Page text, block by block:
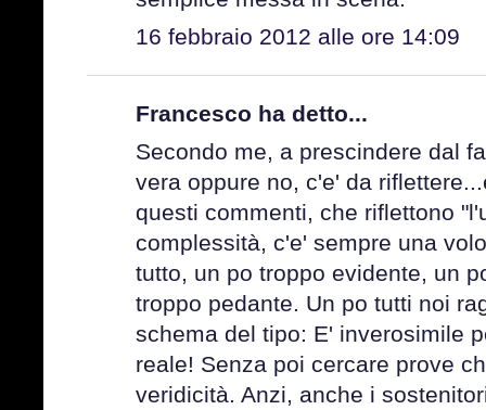
16 febbraio 2012 alle ore 14:09
Francesco ha detto...
Secondo me, a prescindere dal
vera oppure no, c'e' da
questi commenti, che riflettono
complessità, c'e' sempre una
tutto, un po troppo evidente, un
troppo pedante. Un po tutti noi
schema del tipo: E' inverosimile
reale! Senza poi cercare prove
veridicità. Anzi, anche i